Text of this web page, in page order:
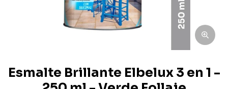
Esmalte Brillante Elbelux 3 en 1 -